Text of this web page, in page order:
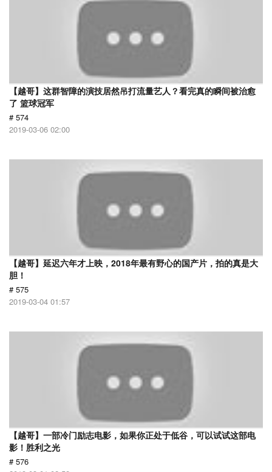
【越哥】这群智障的演技居然吊打流量艺人？看完真的瞬间被治愈
了 篮球冠军
# 574
2019-03-06 02:00
【越哥】延迟六年才上映，2018年最有野心的国产片，拍的真是大
胆！
# 575
2019-03-04 01:57
【越哥】一部冷门励志电影，如果你正处于低谷，可以试试这部电
影！胜利之光
# 576